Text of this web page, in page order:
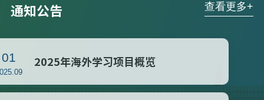
通知公告 查看更多+
01
2025.09
2025年海外学习项目概览